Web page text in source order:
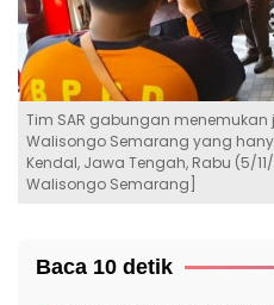
Tim SAR gabungan
Walisongo Semarang yang
Kendal, Jawa Tengah, Rabu (5/
Walisongo Semarang]
Baca 10 detik